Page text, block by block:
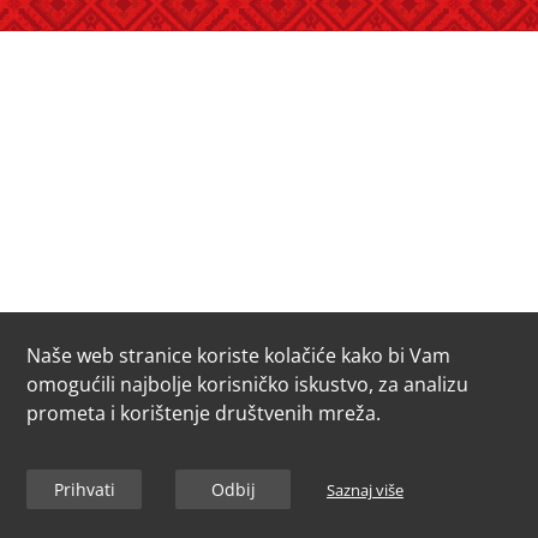
Naše web stranice koriste kolačiće kako bi Vam
omogućili najbolje korisničko iskustvo, za analizu
prometa i korištenje društvenih mreža.
Prihvati Odbij Saznaj više